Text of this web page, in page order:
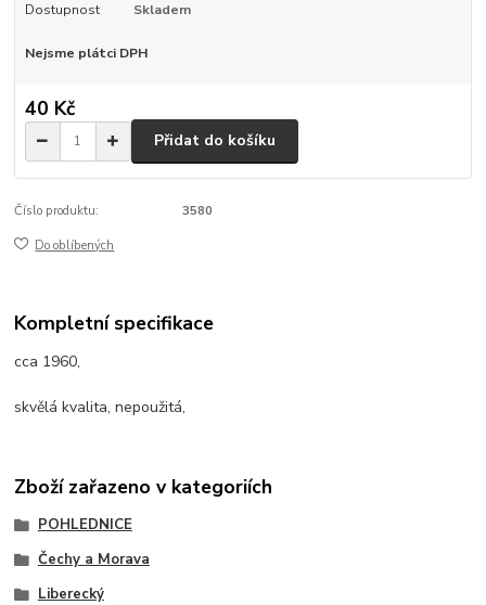
Dostupnost Skladem
Nejsme plátci DPH
40 Kč
Přidat do košíku
Číslo produktu: 3580
Do oblíbených
Kompletní specifikace
cca 1960,
skvělá kvalita, nepoužitá,
Zboží zařazeno v kategoriích
POHLEDNICE
Čechy a Morava
Liberecký